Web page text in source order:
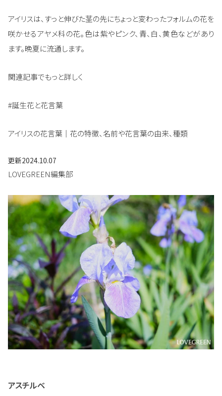
アイリスは、すっと伸びた茎の先にちょっと変わったフォルムの花を
咲かせるアヤメ科の花。色は紫やピンク、青、白、黄色などがあり
ます。晩夏に流通します。
関連記事でもっと詳しく
#誕生花と花言葉
アイリスの花言葉｜花の特徴、名前や花言葉の由来、種類
更新2024.10.07
LOVEGREEN編集部
アスチルベ